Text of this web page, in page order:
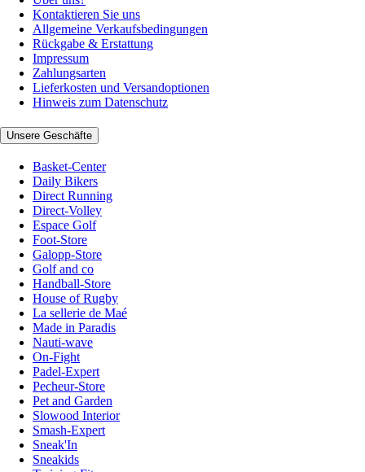
Kontaktieren Sie uns
Allgemeine Verkaufsbedingungen
Rückgabe & Erstattung
Impressum
Zahlungsarten
Lieferkosten und Versandoptionen
Hinweis zum Datenschutz
Unsere Geschäfte
Basket-Center
Daily Bikers
Direct Running
Direct-Volley
Espace Golf
Foot-Store
Galopp-Store
Golf and co
Handball-Store
House of Rugby
La sellerie de Maé
Made in Paradis
Nauti-wave
On-Fight
Padel-Expert
Pecheur-Store
Pet and Garden
Slowood Interior
Smash-Expert
Sneak'In
Sneakids